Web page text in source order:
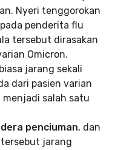
Nyeri tenggorokan
penderita flu
tersebut dirasakan
Omicron.
jarang sekali
dari pasien varian
salah satu
penciuman, dan
tersebut jarang